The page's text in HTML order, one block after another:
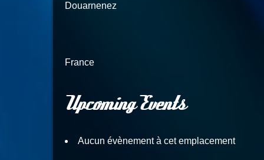
Douarnenez
France
Upcoming Events
Aucun évènement à cet emplacement